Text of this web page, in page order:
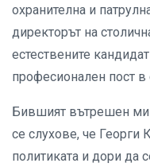
охранителна и
директорът на
естествените
професионален пост в
Бившият вътрешен
се слухове, че
политиката и дори да